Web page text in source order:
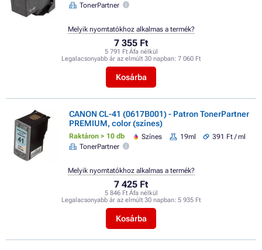
TonerPartner
7 355 Ft
5 791 Ft Áfa nélkül
Legalacsonyabb ár az elmúlt 30 napban: 7 060 Ft
Kosárba
Melyik nyomtatókhoz alkalmas a termék?
CANON CL-41 (0617B001) - Patron TonerPartner
PREMIUM, color (színes)
Raktáron > 10 db Színes 19ml
391 Ft / ml
TonerPartner
7 425 Ft
5 846 Ft Áfa nélkül
Legalacsonyabb ár az elmúlt 30 napban: 5 935 Ft
Kosárba
Melyik nyomtatókhoz alkalmas a termék?